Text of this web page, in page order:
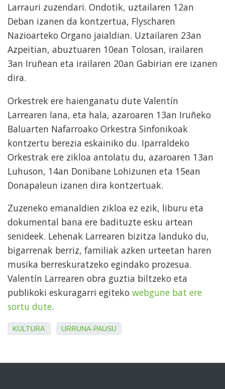
Larrauri zuzendari. Ondotik, uztailaren 12an
Deban izanen da kontzertua, Flyscharen
Nazioarteko Organo jaialdian. Uztailaren 23an
Azpeitian, abuztuaren 10ean Tolosan, irailaren
3an Iruñean eta irailaren 20an Gabirian ere izanen
dira.
Orkestrek ere haienganatu dute Valentín
Larrearen lana, eta hala, azaroaren 13an Iruñeko
Baluarten Nafarroako Orkestra Sinfonikoak
kontzertu berezia eskainiko du. Iparraldeko
Orkestrak ere zikloa antolatu du, azaroaren 13an
Luhuson, 14an Donibane Lohizunen eta 15ean
Donapaleun izanen dira kontzertuak.
Zuzeneko emanaldien zikloa ez ezik, liburu eta
dokumental bana ere badituzte esku artean
senideek. Lehenak Larrearen bizitza landuko du,
bigarrenak berriz, familiak azken urteetan haren
musika berreskuratzeko egindako prozesua.
Valentín Larrearen obra guztia biltzeko eta
publikoki eskuragarri egiteko webgune bat ere
sortu dute.
KULTURA URRUNA-PAUSU